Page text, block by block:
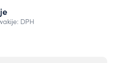
btw in Slowakije. Zo
te laag btw-bedrag.
DPH